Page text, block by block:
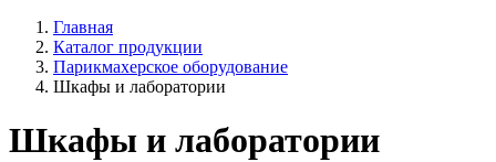
Главная
Каталог продукции
Парикмахерское оборудование
Шкафы и лаборатории
Шкафы и лаборатории